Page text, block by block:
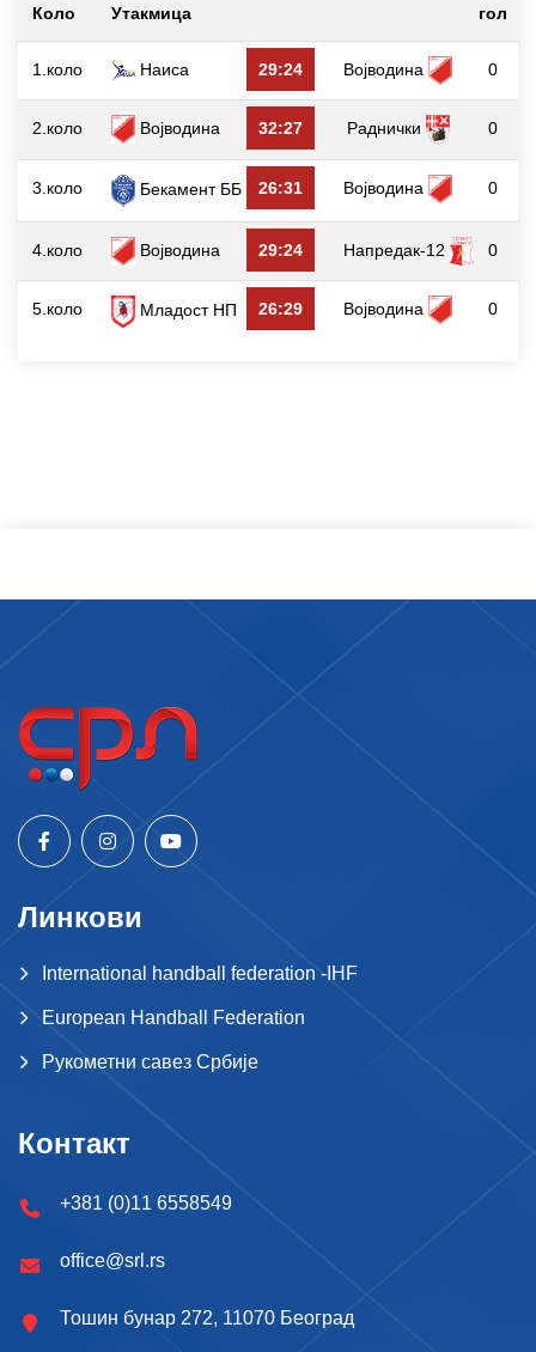
Коло Утакмица гол
1.коло Наиса 29:24 Војводина 0
2.коло Војводина 32:27 Раднички 0
3.коло Бекамент ББ 26:31 Војводина 0
4.коло Војводина 29:24 Напредак-12 0
5.коло Младост НП 26:29 Војводина 0
Линкови
International handball federation -IHF
European Handball Federation
Рукометни савез Србије
Контакт
+381 (0)11 6558549
office@srl.rs
Тошин бунар 272, 11070 Београд